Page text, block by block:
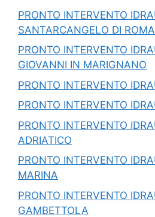
PRONTO INTERVENTO
SANTARCANGELO DI
PRONTO INTERVENTO
GIOVANNI IN MARIGNANO
PRONTO INTERVENTO
PRONTO INTERVENTO
PRONTO INTERVENTO
ADRIATICO
PRONTO INTERVENTO
MARINA
PRONTO INTERVENTO
GAMBETTOLA